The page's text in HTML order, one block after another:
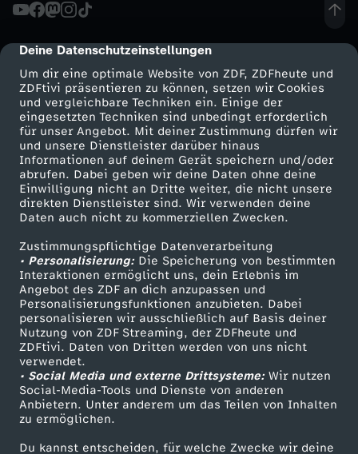
cmp-dialog-description
Deine Datenschutzeinstellungen
Um dir eine optimale Website von ZDF, ZDFheute und
ZDFtivi präsentieren zu können, setzen wir Cookies
und vergleichbare Techniken ein. Einige der
eingesetzten Techniken sind unbedingt erforderlich
für unser Angebot. Mit deiner Zustimmung dürfen wir
und unsere Dienstleister darüber hinaus
Informationen auf deinem Gerät speichern und/oder
abrufen. Dabei geben wir deine Daten ohne deine
Einwilligung nicht an Dritte weiter, die nicht unsere
direkten Dienstleister sind. Wir verwenden deine
Daten auch nicht zu kommerziellen Zwecken.
Zustimmungspflichtige Datenverarbeitung
• Personalisierung:Die Speicherung von bestimmten
Interaktionen ermöglicht uns, dein Erlebnis im
Angebot des ZDF an dich anzupassen und
Personalisierungsfunktionen anzubieten. Dabei
personalisieren wir ausschließlich auf Basis deiner
Nutzung von ZDF Streaming, der ZDFheute und
ZDFtivi. Daten von Dritten werden von uns nicht
verwendet.
• Social Media und externe Drittsysteme:Wir nutzen
Social-Media-Tools und Dienste von anderen
Anbietern. Unter anderem um das Teilen von Inhalten
zu ermöglichen.
Du kannst entscheiden, für welche Zwecke wir deine
Wechseln zu: ZDFheute
i
n
g
i
n
t
h
e
W
a
t
e
Mehr ZDF
ZDF-Apps
Smart TV
ZDFtext
Livestreams
Sendungen A-Z
TV-Programm
Service
ZDFmitreden
Kontakt zum ZDF
Tickets
Zuschauerservice
Hilfe
ZDF Unternehmen
Karriere